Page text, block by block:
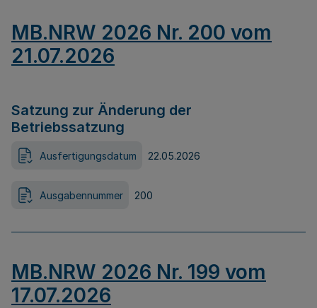
MB.NRW 2026 Nr. 200 vom
21.07.2026
Satzung zur Änderung der
Betriebssatzung
Ausfertigungsdatum 22.05.2026
Ausgabennummer 200
MB.NRW 2026 Nr. 199 vom
17.07.2026